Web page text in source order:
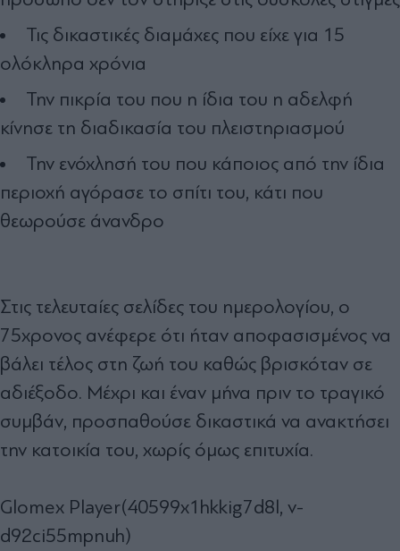
Τις δικαστικές διαμάχες που είχε για 15
ολόκληρα χρόνια
Την πικρία του που η ίδια του η αδελφή
κίνησε τη διαδικασία του πλειστηριασμού
Την ενόχλησή του που κάποιος από την ίδια
περιοχή αγόρασε το σπίτι του, κάτι που
θεωρούσε άνανδρο
Στις τελευταίες σελίδες του ημερολογίου, ο
75χρονος ανέφερε ότι ήταν αποφασισμένος να
βάλει τέλος στη ζωή του καθώς βρισκόταν σε
αδιέξοδο. Μέχρι και έναν μήνα πριν το τραγικό
συμβάν, προσπαθούσε δικαστικά να ανακτήσει
την κατοικία του, χωρίς όμως επιτυχία.
Glomex Player(40599x1hkkig7d8l, v-
d92ci55mpnuh)